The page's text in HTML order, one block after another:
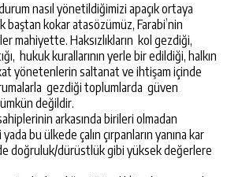
nasıl yönetildiğimizi apaçık ortaya
baştan kokar atasözümüz, Farabi’nin
mahiyette. Haksızlıkların kol gezdiği,
hukuk kurallarının yerle bir edildiği, halkın
yönetenlerin saltanat ve ihtişam içinde
gezdiği toplumlarda güven
değildir.
arkasında birileri olmadan
bu ülkede çalın çırpanların yanına kar
doğruluk/dürüstlük gibi yüksek değerlere